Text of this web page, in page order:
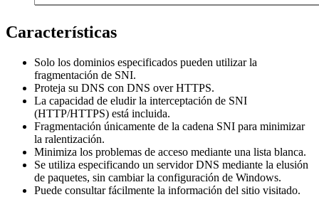
Características
Solo los dominios especificados pueden utilizar la
fragmentación de SNI.
Proteja su DNS con DNS over HTTPS.
La capacidad de eludir la interceptación de SNI
(HTTP/HTTPS) está incluida.
Fragmentación únicamente de la cadena SNI para minimizar
la ralentización.
Minimiza los problemas de acceso mediante una lista blanca.
Se utiliza especificando un servidor DNS mediante la elusión
de paquetes, sin cambiar la configuración de Windows.
Puede consultar fácilmente la información del sitio visitado.